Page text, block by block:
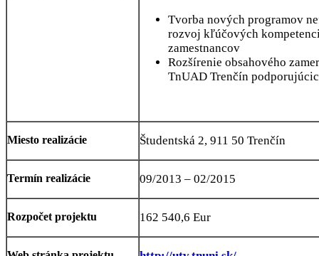
Tvorba nových programov
rozvoj kľúčových
zamestnancov
Rozšírenie obsahového
TnUAD Trenčín
Miesto realizácie Študentská 2, 911 50 Trenčín
Termín realizácie 09/2013 – 02/2015
Rozpočet projektu 162 540,6 Eur